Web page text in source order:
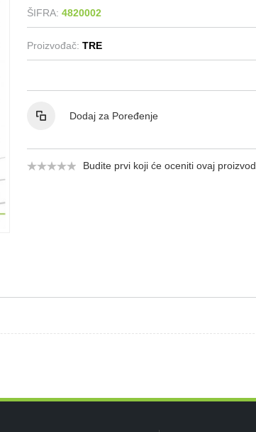
ŠIFRA: 4820002
Proizvođač: TRE
Dodaj za Poređenje
Budite prvi koji će oceniti ovaj proizvod